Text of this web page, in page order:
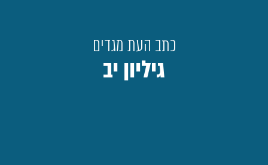
כתב העת מגדים
גיליון יב